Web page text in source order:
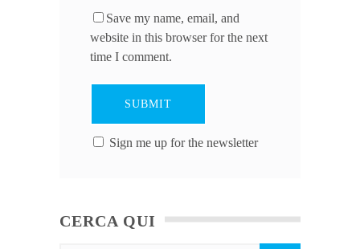
Save my name, email, and
website in this browser for the next
time I comment.
Sign me up for the newsletter
CERCA QUI